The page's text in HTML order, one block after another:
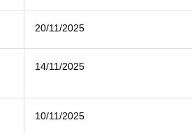
20/11/2025
14/11/2025
10/11/2025